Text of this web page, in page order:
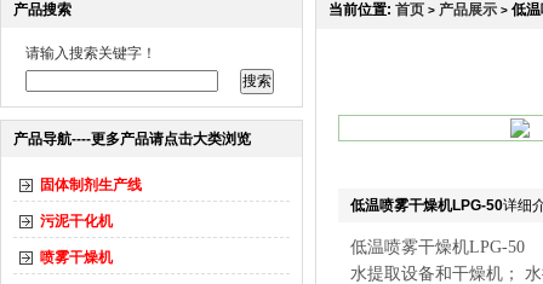
产品搜索
请输入搜索关键字！
产品导航----更多产品请点击大类浏览
固体制剂生产线
污泥干化机
喷雾干燥机
当前位置: 首页 > 产品展示 > 低
低温喷雾干燥机LPG-50详细
低温喷雾干燥机LPG-50
水提取设备和干燥机；